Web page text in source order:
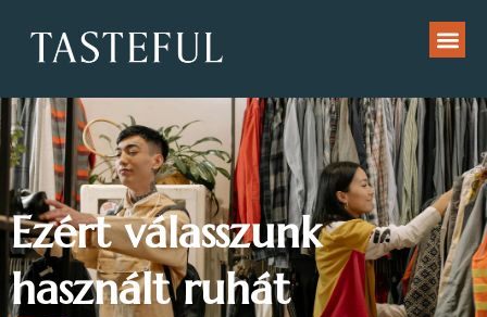
Ezért válasszunk
használt ruhát